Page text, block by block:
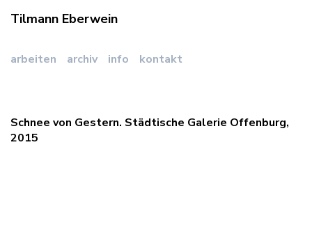
Tilmann Eberwein
arbeiten archiv info kontakt
Schnee von Gestern. Städtische Galerie Offenburg,
2015